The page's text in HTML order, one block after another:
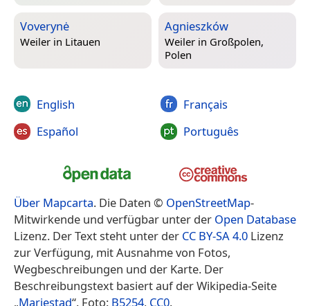
Voverynė
Weiler in Litauen
Agnieszków
Weiler in Großpolen,
Polen
English
Español
Français
Português
Über Mapcarta. Die Daten © OpenStreetMap-
Mitwirkende und verfügbar unter der Open Database
Lizenz. Der Text steht unter der CC BY-SA 4.0 Lizenz
zur Verfügung, mit Ausnahme von Fotos,
Wegbeschreibungen und der Karte. Der
Beschreibungstext basiert auf der Wikipedia-Seite
„Mariestad“. Foto: B5254, CC0.